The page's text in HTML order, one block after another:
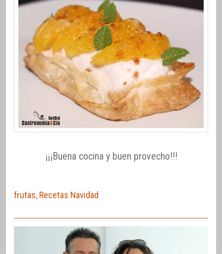
¡¡¡Buena cocina y buen provecho!!!
frutas, Recetas Navidad